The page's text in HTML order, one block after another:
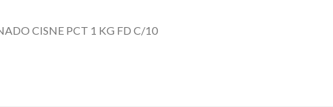
CISNE PCT 1 KG FD C/10